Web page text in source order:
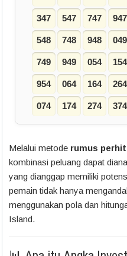
347 547 747 947
548 748 948 049
749 949 054 154
954 064 164 264
074 174 274 374
Melalui metode rumus
kombinasi peluang dapat
yang dianggap memiliki
pemain tidak hanya
menggunakan pola dan
Island.